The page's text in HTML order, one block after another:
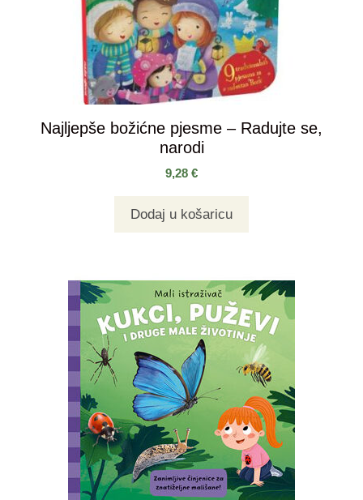
Najljepše božićne pjesme – Radujte se,
narodi
9,28 €
Dodaj u košaricu